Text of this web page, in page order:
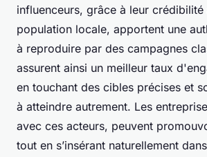
influenceurs, grâce à leur crédibilité
population locale, apportent une
à reproduire par des campagnes
assurent ainsi un meilleur taux
en touchant des cibles précises et
à atteindre autrement. Les
avec ces acteurs, peuvent
tout en s’insérant naturellement